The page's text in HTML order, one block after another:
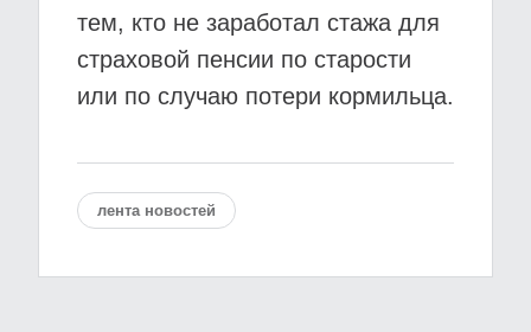
тем, кто не заработал стажа для
страховой пенсии по старости
или по случаю потери кормильца.
лента новостей